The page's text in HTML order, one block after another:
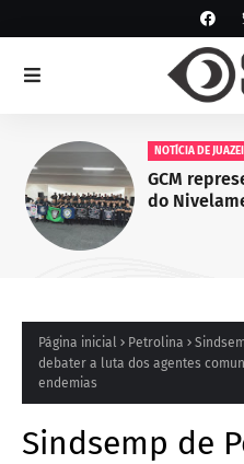
NOTÍCIA DE
GCM
do
Página inicial Petrolina
debater a luta dos agentes
endemias
Sindsemp de